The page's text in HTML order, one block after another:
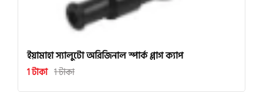
ইয়ামাহা স্যালুটো অরিজিনাল স্পার্ক প্লাগ ক্যাপ
1 টাকা 1 টাকা